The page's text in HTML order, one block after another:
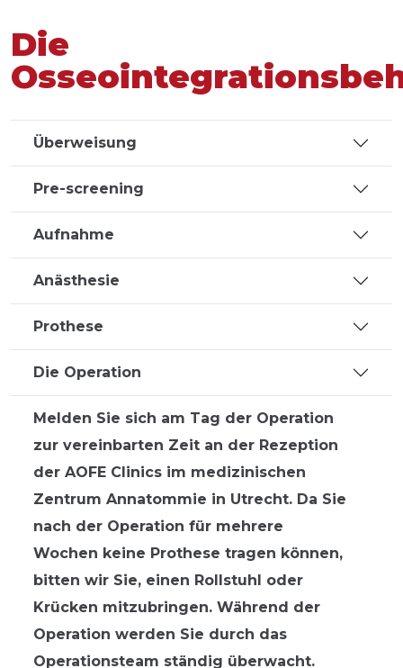
Die
Überweisung
Pre-screening
Aufnahme
Anästhesie
Prothese
Die Operation
Melden Sie sich am Tag der Operation
zur vereinbarten Zeit an der Rezeption
der AOFE Clinics im medizinischen
Zentrum Annatommie in Utrecht. Da Sie
nach der Operation für mehrere
Wochen keine Prothese tragen können,
bitten wir Sie, einen Rollstuhl oder
Krücken mitzubringen. Während der
Operation werden Sie durch das
Operationsteam ständig überwacht.